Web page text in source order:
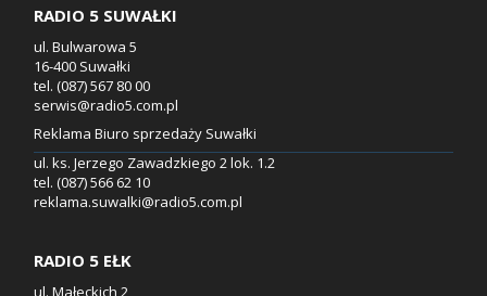
RADIO 5 SUWAŁKI
ul. Bulwarowa 5
16-400 Suwałki
tel. (087) 567 80 00
serwis@radio5.com.pl
Reklama Biuro sprzedaży Suwałki
ul. ks. Jerzego Zawadzkiego 2 lok. 1.2
tel. (087) 566 62 10
reklama.suwalki@radio5.com.pl
RADIO 5 EŁK
ul. Małeckich 2